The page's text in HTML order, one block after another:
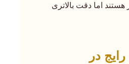
هستند اما دقت بالاتری
در